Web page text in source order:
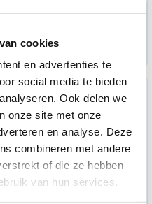
cookies
en advertenties te
social media te bieden
Ook delen we
onze site met onze
en analyse. Deze
combineren met andere
of die ze hebben
van hun services.
Cream -